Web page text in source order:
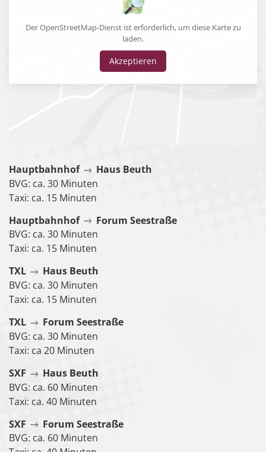
Der OpenStreetMap-Dienst ist erforderlich, um diese Karte zu
laden.
Akzeptieren
Hauptbahnhof
Haus Beuth
BVG: ca. 30 Minuten
Taxi: ca. 15 Minuten
Hauptbahnhof
Forum Seestraße
BVG: ca. 30 Minuten
Taxi: ca. 15 Minuten
TXL
Haus Beuth
BVG: ca. 30 Minuten
Taxi: ca. 15 Minuten
TXL
Forum Seestraße
BVG: ca. 30 Minuten
Taxi: ca 20 Minuten
SXF
Haus Beuth
BVG: ca. 60 Minuten
Taxi: ca. 40 Minuten
SXF
Forum Seestraße
BVG: ca. 60 Minuten